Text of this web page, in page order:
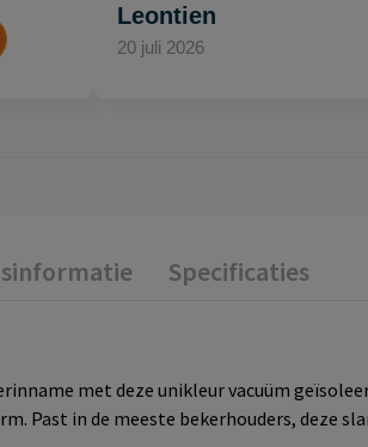
Leontien
20 juli 2026
Specificaties
met deze unikleur vacuüm
Past in de meeste bekerhouders, deze